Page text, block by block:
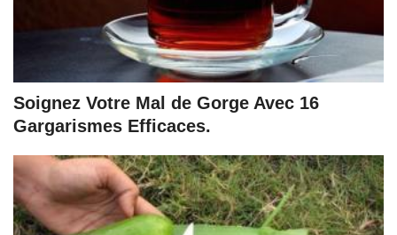
Soignez Votre Mal de Gorge Avec 16
Gargarismes Efficaces.